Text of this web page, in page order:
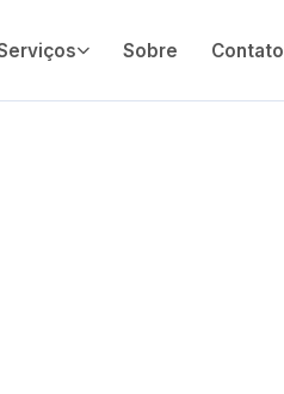
Sobre Contato